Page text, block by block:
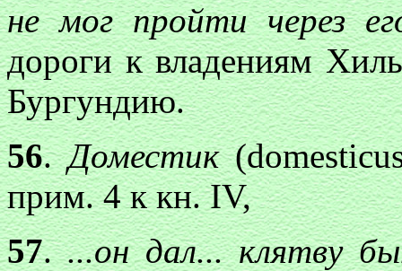
не мог пройти через
дороги к владениям
Бургундию.
56.Доместик
прим. 4 к кн. IV,
57....он дал... клятву